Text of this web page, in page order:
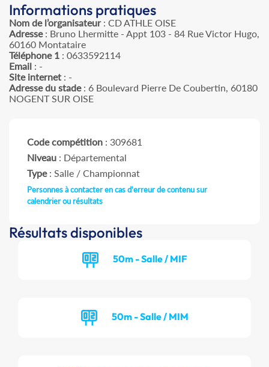
Informations pratiques
Nom de l’organisateur: CD ATHLE OISE
Adresse: Bruno Lhermitte - Appt 103 - 84 Rue Victor Hugo,
60160 Montataire
Téléphone 1 : 0633592114
Email : -
Site internet : -
Adresse du stade: 6 Boulevard Pierre De Coubertin, 60180
NOGENT SUR OISE
Code compétition : 309681
Niveau : Départemental
Type: Salle / Championnat
Personnes à contacter en cas d'erreur de contenu sur
calendrier ou résultats
Résultats disponibles
50m - Salle / MIF
50m - Salle / MIM